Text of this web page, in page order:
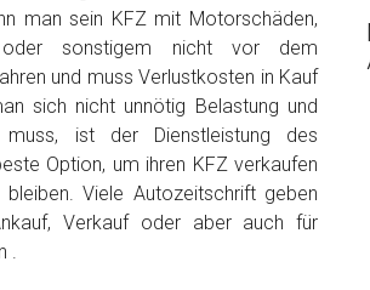
man sein KFZ mit Motorschäden,
oder sonstigem nicht vor dem
und muss Verlustkosten in Kauf
sich nicht unnötig Belastung und
muss, ist der Dienstleistung des
Option, um ihren KFZ verkaufen
Viele Autozeitschrift geben
Verkauf oder aber auch für
.